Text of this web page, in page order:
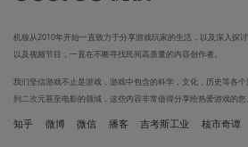
机核从2010年开始一直致力于分享游戏玩家的生活，以及深入探
以及视频节目，一直在不断寻找民间高质量的内容创作者。
我们坚信游戏不止是游戏，游戏中包含的科学，文化，历史等各
到二次元甚至电影的领域，这些内容非常值得分享给热爱游戏的您。
知乎 微博 微信 播客 吉考斯工业 核市奇谭